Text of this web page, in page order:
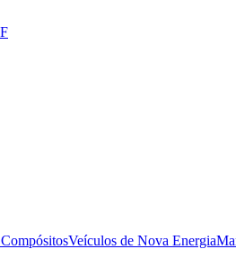
Veículos de Nova Energia